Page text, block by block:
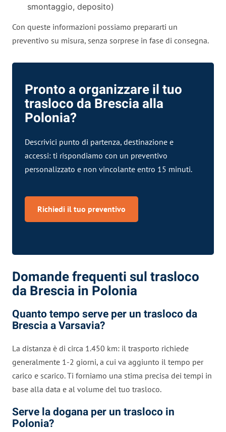
smontaggio, deposito)
Con queste informazioni possiamo prepararti un
preventivo su misura, senza sorprese in fase di consegna.
Pronto a organizzare il tuo
trasloco da Brescia alla
Polonia?
Descrivici punto di partenza, destinazione e
accessi: ti rispondiamo con un preventivo
personalizzato e non vincolante entro 15 minuti.
Richiedi il tuo preventivo
Domande frequenti sul trasloco
da Brescia in Polonia
Quanto tempo serve per un trasloco da
Brescia a Varsavia?
La distanza è di circa 1.450 km: il trasporto richiede
generalmente 1-2 giorni, a cui va aggiunto il tempo per
carico e scarico. Ti forniamo una stima precisa dei tempi in
base alla data e al volume del tuo trasloco.
Serve la dogana per un trasloco in
Polonia?